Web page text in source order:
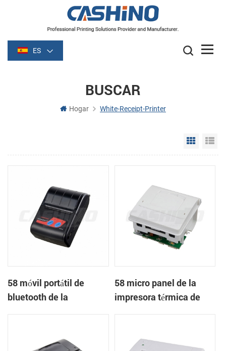
ES
BUSCAR
Hogar White-Receipt-Printer
Grid
58 móvil portátil de
bluetooth de la
58 micro panel de la
impresora térmica de